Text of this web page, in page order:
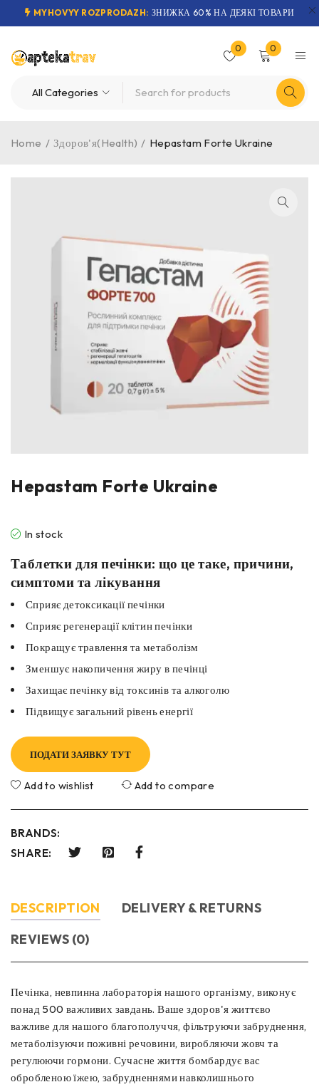
MYHOVYY ROZPRODAZH: ЗНИЖКА 60% НА ДЕЯКІ ТОВАРИ
0 0
Home / Здоров'я(Health) / Hepastam Forte Ukraine
Hepastam Forte Ukraine
In stock
Таблетки для печінки: що це таке, причини,
симптоми та лікування
Сприяє детоксикації печінки
Сприяє регенерації клітин печінки
Покращує травлення та метаболізм
Зменшує накопичення жиру в печінці
Захищає печінку від токсинів та алкоголю
Підвищує загальний рівень енергії
ПОДАТИ ЗАЯВКУ ТУТ
Add to wishlist Add to compare
BRANDS:
SHARE:
DESCRIPTION
DELIVERY & RETURNS
REVIEWS (0)
Печінка, невпинна лабораторія нашого організму, виконує
понад 500 важливих завдань. Ваше здоров'я життєво
важливе для нашого благополуччя, фільтруючи забруднення,
метаболізуючи поживні речовини, виробляючи жовч та
регулюючи гормони. Сучасне життя бомбардує вас
обробленою їжею, забрудненнями навколишнього